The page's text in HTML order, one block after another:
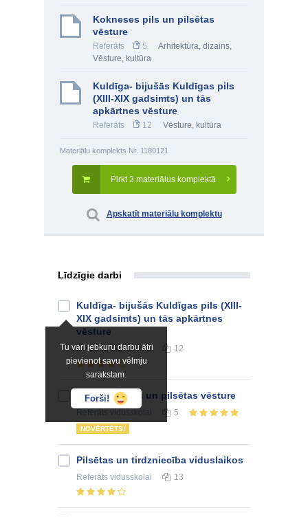
Kokneses pils un pilsētas
vēsture
Referāts 5 Arhitektūra, dizains,
Vēsture, kultūra
Kuldīga- bijušās Kuldīgas pils
(XIII-XIX gadsimts) un tās
apkārtnes vēsture
Referāts 12 Vēsture, kultūra
Materiālu komplekts Nr. 1180121
Pirkt 3 materiālus komplektā
Apskatīt materiālu komplektu
Līdzīgie darbi
Tu vari jebkuru darbu ātri
pievienot savu vēlmju
sarakstam.
Forši!
Kuldīga- bijušās Kuldīgas pils (XIII-
XIX gadsimts) un tās apkārtnes
vēsture
Referātsvidusskolai 12
Kokneses pils un pilsētas vēsture
5
NOVĒRTĒTS!
Pilsētas un tirdzniecība viduslaikos
Referāts vidusskolai 13